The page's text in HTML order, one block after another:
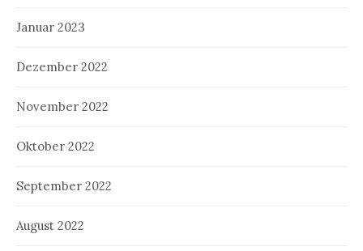
Januar 2023
Dezember 2022
November 2022
Oktober 2022
September 2022
August 2022